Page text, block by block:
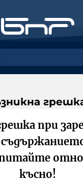
при
късно!